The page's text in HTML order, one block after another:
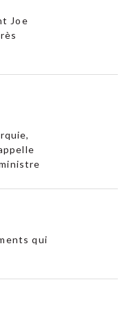
Joe
qui